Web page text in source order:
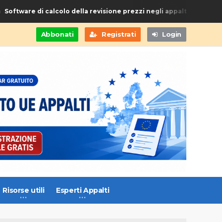
di calcolo della revisione prezzi negli appalti di
Abbonati Registrati Login
Risorse utili Esperti Appalti